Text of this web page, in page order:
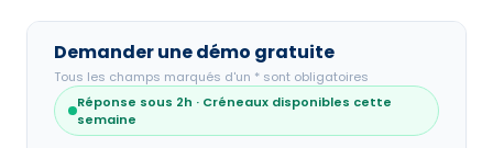
Demander une démo gratuite
Tous les champs marqués d'un * sont obligatoires
Réponse sous 2h · Créneaux disponibles cette
semaine